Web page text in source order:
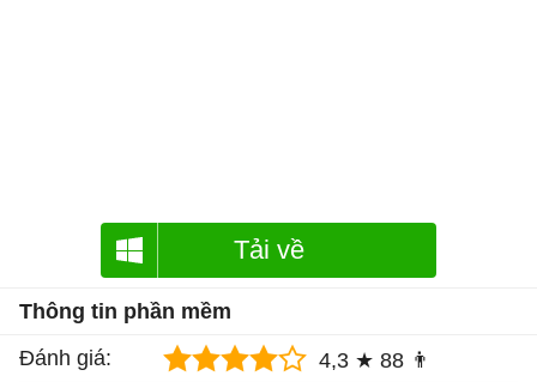
Tải về
Thông tin phần mềm
Đánh giá:
4,3 ★ 88 👨